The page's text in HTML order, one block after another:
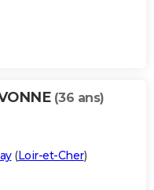
(36 ans)
(Loir-et-Cher)